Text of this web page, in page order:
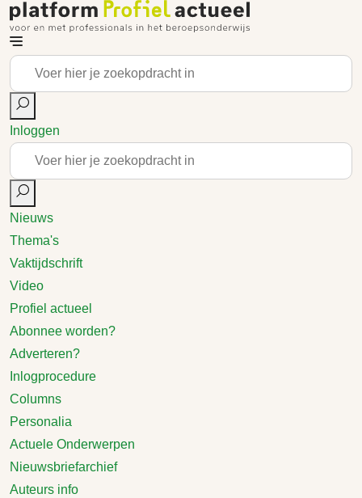
Inloggen
Nieuws
Thema's
Vaktijdschrift
Video
Profiel actueel
Abonnee worden?
Adverteren?
Inlogprocedure
Columns
Personalia
Actuele Onderwerpen
Nieuwsbriefarchief
Auteurs info